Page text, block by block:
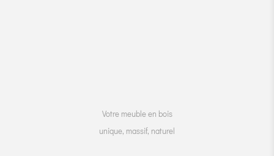
Votre meuble en bois
unique, massif, naturel